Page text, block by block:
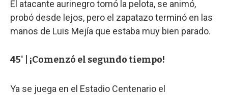
El atacante aurinegro tomó la pelota, se animó,
probó desde lejos, pero el zapatazo terminó en las
manos de Luis Mejía que estaba muy bien parado.
45' | ¡Comenzó el segundo tiempo!
Ya se juega en el Estadio Centenario el